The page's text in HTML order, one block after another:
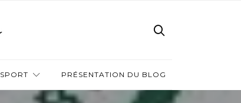
SPORT PRÉSENTATION DU BLOG